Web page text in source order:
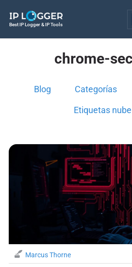
Best IP Logger & IP Tools
chrome-
Blog Categorías
Etiquetas nube
Marcus Thorne